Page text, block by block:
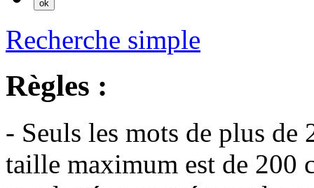
Recherche simple
Règles :
- Seuls les mots de plus de
taille maximum est de 200